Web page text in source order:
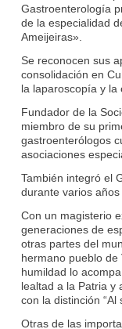
Gastroenterología
de la especialidad
Ameijeiras».
Se reconocen sus
consolidación en
la laparoscopía y la
Fundador de la
miembro de su
gastroenterólogos
asociaciones
También integró el
durante varios
Con un magisterio
generaciones de
otras partes del
hermano pueblo
humildad lo
lealtad a la Patria y
con la distinción “Al
Otras de las